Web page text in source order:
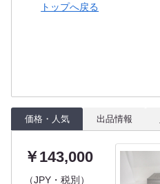
トップへ戻る
価格・人気 出品情報
￥143,000
（JPY・税別）